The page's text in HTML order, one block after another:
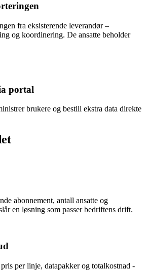
fra eksisterende leverandør –
og koordinering. De ansatte beholder
portal
brukere og bestill ekstra data direkte
abonnement, antall ansatte og
en løsning som passer bedriftens drift.
per linje, datapakker og totalkostnad -